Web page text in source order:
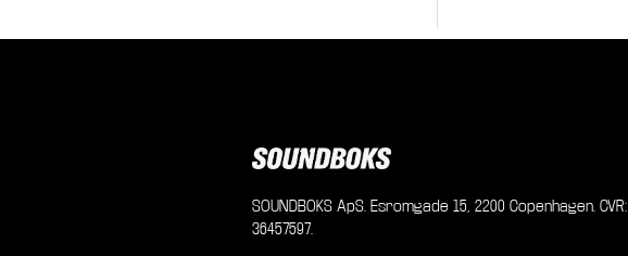
SOUNDBOKS ApS. Esromgade 15, 2200 Copenhagen. CVR:
36457597.